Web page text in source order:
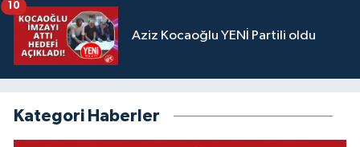
Aziz Kocaoğlu YENİ Partili oldu
10
Kategori Haberler